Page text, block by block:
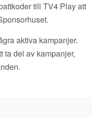
till TV4 Play att
aktiva kampanjer.
ta del av kampanjer,